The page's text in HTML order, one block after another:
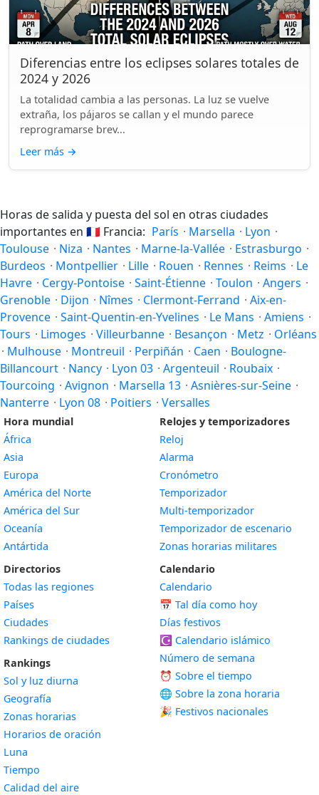
Diferencias entre los eclipses solares totales de
2024 y 2026
La totalidad cambia a las personas. La luz se vuelve
extraña, los pájaros se callan y el mundo parece
reprogramarse brev...
Leer más →
Horas de salida y puesta del sol en otras ciudades
importantes en 🇫🇷 Francia: París · Marsella · Lyon ·
Toulouse · Niza · Nantes · Marne-la-Vallée · Estrasburgo ·
Burdeos · Montpellier · Lille · Rouen · Rennes · Reims · Le
Havre · Cergy-Pontoise · Saint-Étienne · Toulon · Angers ·
Grenoble · Dijon · Nîmes · Clermont-Ferrand · Aix-en-
Provence · Saint-Quentin-en-Yvelines · Le Mans · Amiens ·
Tours · Limoges · Villeurbanne · Besançon · Metz · Orléans
· Mulhouse · Montreuil · Perpiñán · Caen · Boulogne-
Billancourt · Nancy · Lyon 03 · Argenteuil · Roubaix ·
Tourcoing · Avignon · Marsella 13 · Asnières-sur-Seine ·
Nanterre · Lyon 08 · Poitiers · Versalles
Hora mundial
África
Asia
Europa
América del Norte
América del Sur
Oceanía
Antártida
Directorios
Todas las regiones
Países
Ciudades
Rankings de ciudades
Rankings
Sol y luz diurna
Geografía
Zonas horarias
Horarios de oración
Luna
Tiempo
Calidad del aire
Relojes y temporizadores
Reloj
Alarma
Cronómetro
Temporizador
Multi-temporizador
Temporizador de escenario
Zonas horarias militares
Calendario
Calendario
📅 Tal día como hoy
Días festivos
☪️ Calendario islámico
Número de semana
⏰ Sobre el tiempo
🌐 Sobre la zona horaria
🎉 Festivos nacionales